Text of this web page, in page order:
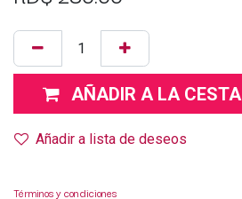
AÑADIR A LA CESTA
Añadir a lista de deseos
Términos y condiciones